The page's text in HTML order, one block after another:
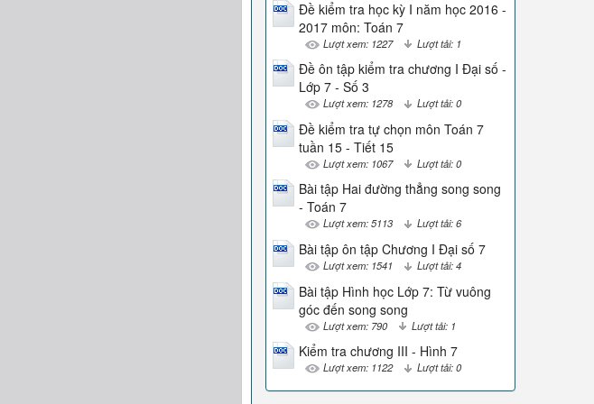
Đề kiểm tra học kỳ I năm học 2016 -
2017 môn: Toán 7
Lượt xem: 1227 Lượt tải: 1
Đề ôn tập kiểm tra chương I Đại số -
Lớp 7 - Số 3
Lượt xem: 1278 Lượt tải: 0
Đề kiểm tra tự chọn môn Toán 7
tuần 15 - Tiết 15
Lượt xem: 1067 Lượt tải: 0
Bài tập Hai đường thẳng song song
- Toán 7
Lượt xem: 5113 Lượt tải: 6
Bài tập ôn tập Chương I Đại số 7
Lượt xem: 1541 Lượt tải: 4
Bài tập Hình học Lớp 7: Từ vuông
góc đến song song
Lượt xem: 790 Lượt tải: 1
Kiểm tra chương III - Hình 7
Lượt xem: 1122 Lượt tải: 0